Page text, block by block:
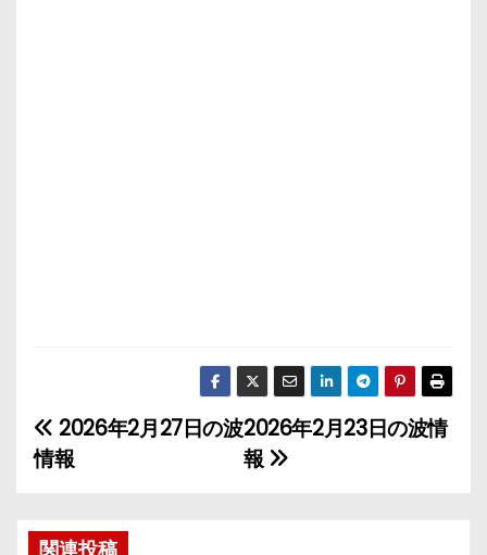
投
稿
ナ
2026年2月23日の波情
報
2026年2月27日の波
情報
関連投稿